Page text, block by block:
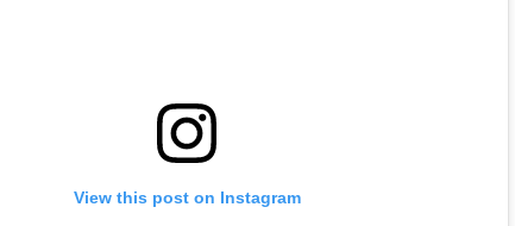
View this post on Instagram